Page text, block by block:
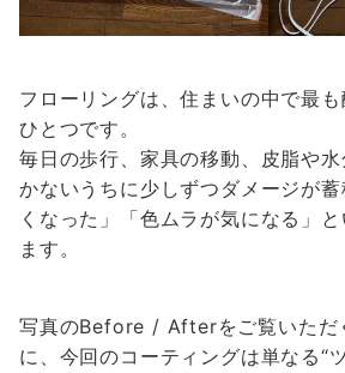
フローリングは、住まいの中で最
ひとつです。
毎日の歩行、家具の移動、皮脂や
かないうちに少しずつダメージが
くなった」「色ムラが気になる」
ます。
写真のBefore / Afterをご覧いただ
に、今回のコーティングは単なる“